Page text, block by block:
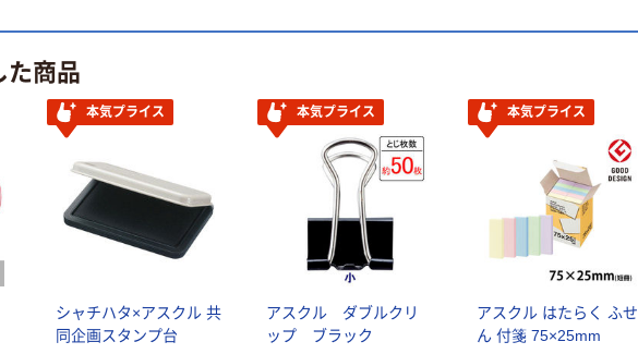
た商品
本気プライス
シャチハタ×アスクル 共
同企画スタンプ台
本気プライス
アスクル ダブルクリ
ップ ブラック
本気プライス
アスクル はたらく ふせ
ん 付箋 75×25mm